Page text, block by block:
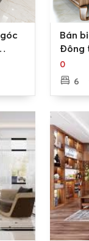
Bán
Đông
cận
Khánh
0
6